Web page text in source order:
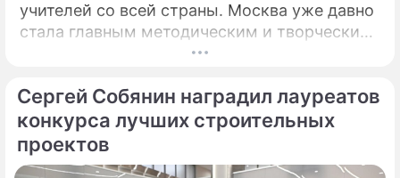
учителей со всей страны. Москва уже давно
стала главным методическим и творческим
центром России, где рождаются самые
талантов.
Сергей Собянин наградил лауреатов
конкурса лучших строительных
проектов